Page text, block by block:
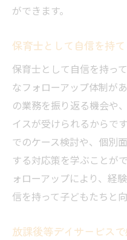
ができます。
保育士として自信を持
保育士として自信を持っ
なフォローアップ体制が
の業務を振り返る機会や
イスが受けられるからで
でのケース検討や、個別
する対応策を学ぶことが
ォローアップにより、経
信を持って子どもたちと
放課後等デイサービス